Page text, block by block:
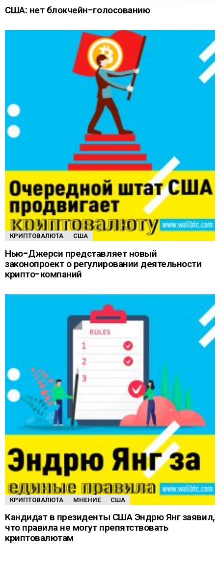
США: нет блокчейн-голосованию
КРИПТОВАЛЮТА США
Нью-Джерси представляет новый
законопроект о регулировании деятельности
крипто-компаний
КРИПТОВАЛЮТА МНЕНИЕ США
Кандидат в президенты США Эндрю Янг заявил,
что правила не могут препятствовать
криптовалютам